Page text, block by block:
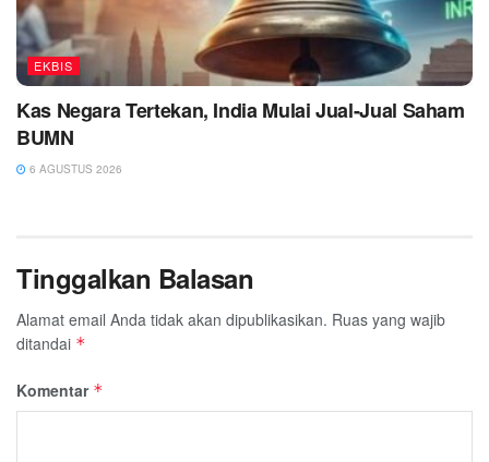
EKBIS
Kas Negara Tertekan, India Mulai Jual-Jual Saham
BUMN
6 AGUSTUS 2026
Tinggalkan Balasan
Alamat email Anda tidak akan dipublikasikan. Ruas yang wajib
ditandai *
Komentar *